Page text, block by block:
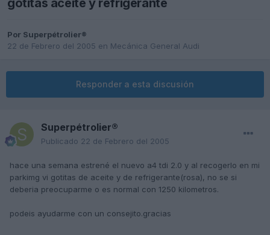
gotitas aceite y refrigerante
Por Superpétrolier®
22 de Febrero del 2005 en Mecánica General Audi
Responder a esta discusión
Superpétrolier®
Publicado 22 de Febrero del 2005
hace una semana estrené el nuevo a4 tdi 2.0 y al recogerlo en mi
parkimg vi gotitas de aceite y de refrigerante(rosa), no se si
deberia preocuparme o es normal con 1250 kilometros.
podeis ayudarme con un consejito.gracias